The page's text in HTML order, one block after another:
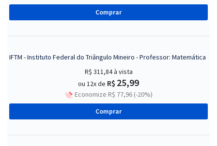
Comprar
IFTM - Instituto Federal do Triângulo Mineiro - Professor: Matemática
R$ 311,84à vista
ou 12x de R$ 25,99
Economize R$ 77,96 (-20%)
Comprar